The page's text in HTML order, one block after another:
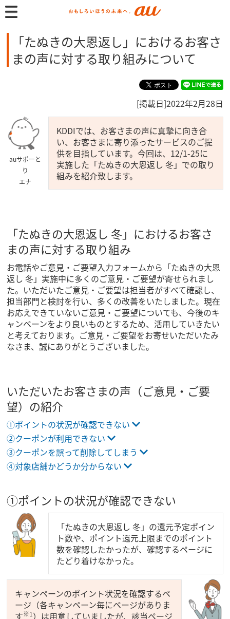
「たぬきの大恩返し」におけるお客さ
まの声に対する取り組みについて
[掲載日]2022年2月28日
auサポーと
り
エナ
KDDIでは、お客さまの声に真摯に向き合
い、お客さまに寄り添ったサービスのご提
供を目指しています。今回は、12/1-25に
実施した「たぬきの大恩返し 冬」での取り
組みを紹介致します。
「たぬきの大恩返し 冬」におけるお客さ
まの声に対する取り組み
お電話やご意見・ご要望入力フォームから「たぬきの大恩
返し 冬」実施中に多くのご意見・ご要望が寄せられまし
た。いただいたご意見・ご要望は担当者がすべて確認し、
担当部門と検討を行い、多くの改善をいたしました。現在
お応えできていないご意見・ご要望についても、今後のキ
ャンペーンをより良いものとするため、活用していきたい
と考えております。ご意見・ご要望をお寄せいただいたみ
なさま、誠にありがとうございました。
いただいたお客さまの声（ご意見・ご要
望）の紹介
①ポイントの状況が確認できない
②クーポンが利用できない
③クーポンを誤って削除してしまう
④対象店舗かどうか分からない
①ポイントの状況が確認できない
「たぬきの大恩返し 冬」の還元予定ポイン
ト数や、ポイント還元上限までのポイント
数を確認したかったが、確認するページに
たどり着けなかった。
キャンペーンのポイント状況を確認するペ
ージ（各キャンペーン毎にページがありま
す※1）は用意していましたが、該当ページ